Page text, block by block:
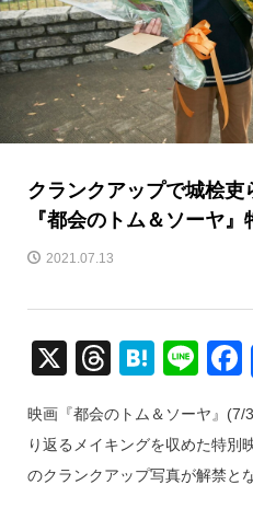
クランクアップで城桧
『都会のトム＆ソーヤ
2021.07.13
X
T
e
a
H
e
n
Li
e
映画『都会のトム＆ソーヤ』(7/
り返るメイキングを収めた特別
のクランクアップ写真が解禁と